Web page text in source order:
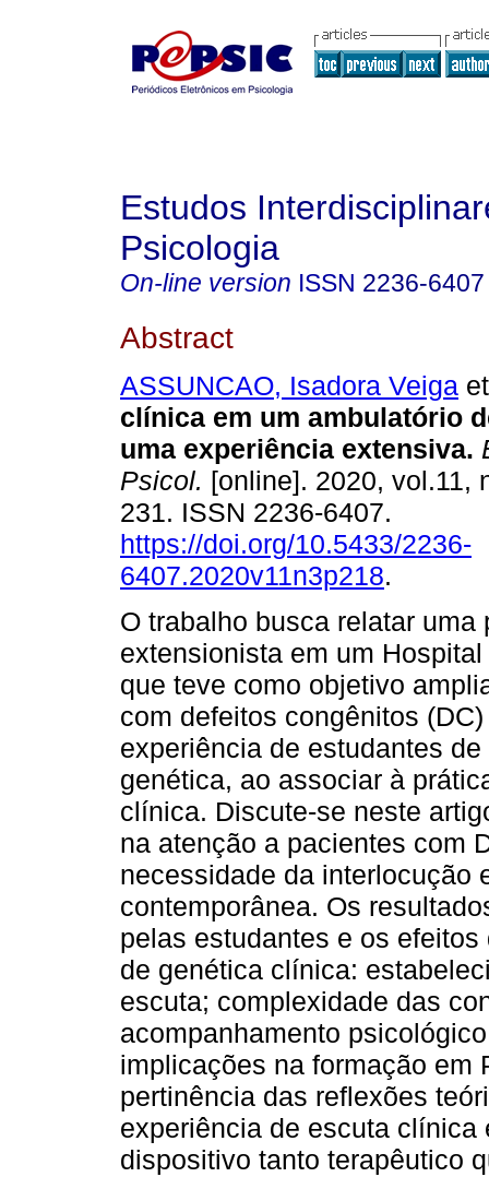
Estudos
Psicologia
On-line version ISSN 2236-6407
Abstract
ASSUNCAO, Isadora Veiga
clínica em um ambulatório
uma experiência extensiva.
Psicol. [online]. 2020, vol.11,
231. ISSN 2236-6407.
https://doi.org/10.5433/2236-
6407.2020v11n3p218.
O trabalho busca relatar uma
extensionista em um
que teve como objetivo
com defeitos congênitos
experiência de estudantes
genética, ao associar à
clínica. Discute-se neste
na atenção a pacientes com
necessidade da interlocução
contemporânea. Os
pelas estudantes e os
de genética clínica:
escuta; complexidade das
acompanhamento
implicações na formação em
pertinência das reflexões
experiência de escuta
dispositivo tanto terapêutico